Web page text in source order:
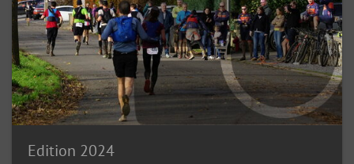
Edition 2024